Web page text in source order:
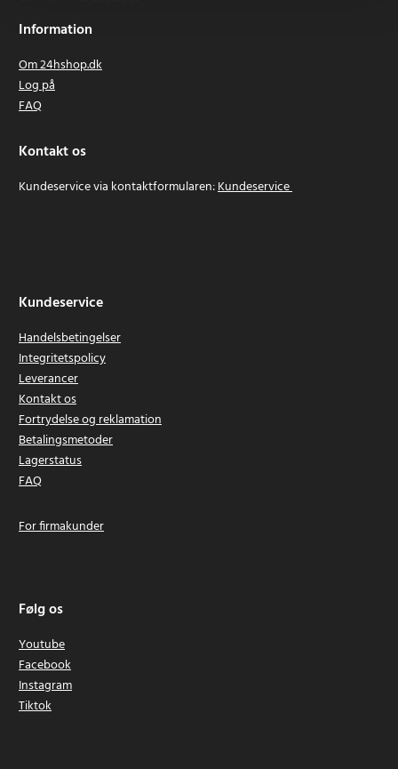
Information
Om 24hshop.dk
Log på
FAQ
Kontakt os
Kundeservice via kontaktformularen:Kundeservice
Kundeservice
Handelsbetingelser
Integritetspolicy
Leverancer
Kontakt os
Fortrydelse og reklamation
Betalingsmetoder
Lagerstatus
FAQ
For firmakunder
Følg os
Youtube
Facebook
Instagram
Tiktok